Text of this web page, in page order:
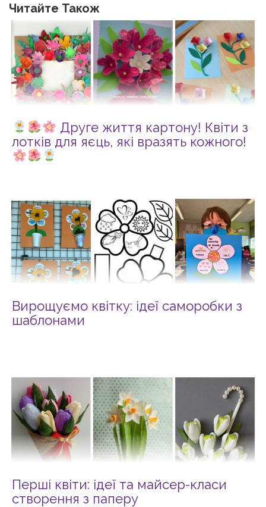
Читайте Також
Друге життя картону! Квіти з
лотків для яєць, які вразять кожного!
Вирощуємо квітку: ідеї саморобки з
шаблонами
Перші квіти: ідеї та майсер-класи
створення з паперу